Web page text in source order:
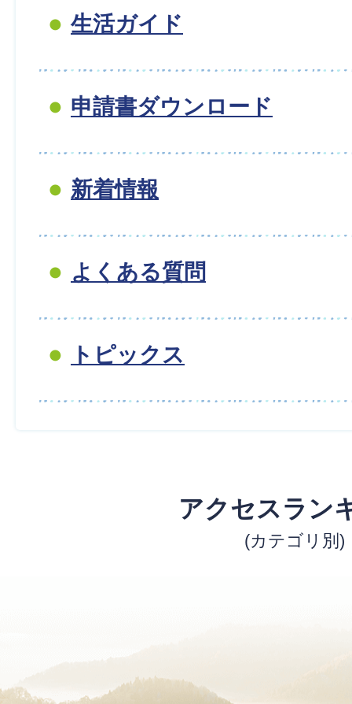
生活ガイド
申請書ダウンロード
新着情報
よくある質問
トピックス
アクセスラン
(カテゴリ別)